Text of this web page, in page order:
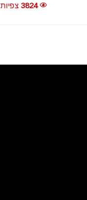
3824 צפיות